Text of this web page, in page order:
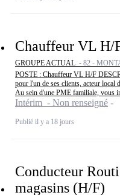
Chauffeur VL H/
GROUPE ACTUAL - 82 -
POSTE : Chauffeur VL H/F
pour l'un de ses clients, acteur local
Au sein d'une PME familiale, vous
Intérim - Non renseigné
Publié il y a 18 jours
Conducteur
magasins (H/F)